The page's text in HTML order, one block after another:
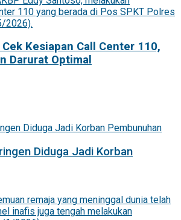
Kesiapan Call Center 110,
Darurat Optimal
Diduga Jadi Korban